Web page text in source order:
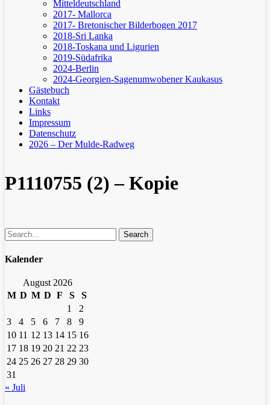
Mitteldeutschland
2017- Mallorca
2017- Bretonischer Bilderbogen 2017
2018-Sri Lanka
2018-Toskana und Ligurien
2019-Südafrika
2024-Berlin
2024-Georgien-Sagenumwobener Kaukasus
Gästebuch
Kontakt
Links
Impressum
Datenschutz
2026 – Der Mulde-Radweg
P1110755 (2) – Kopie
Search
Kalender
August 2026
M D M D F S
S
1
2
3
4 5 6 7 8
9
10 11 12 13 14 15 16
17 18 19 20 21 22 23
24 25 26 27 28 29 30
31
« Juli